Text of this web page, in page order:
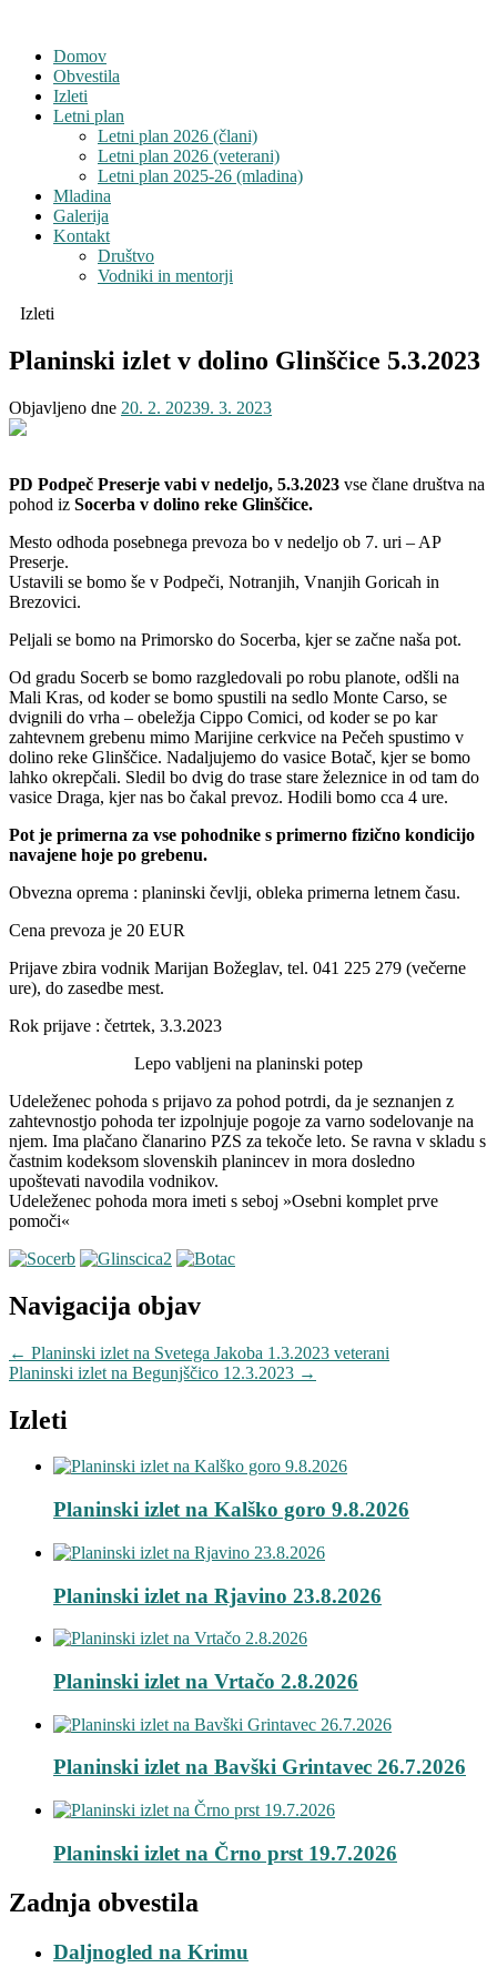
Domov
Obvestila
Izleti
Letni plan
Letni plan 2026 (člani)
Letni plan 2026 (veterani)
Letni plan 2025-26 (mladina)
Mladina
Galerija
Kontakt
Društvo
Vodniki in mentorji
Izleti
Planinski izlet v dolino Glinščice 5.3.2023
Objavljeno dne 20. 2. 20239. 3. 2023
PD Podpeč Preserje vabi v nedeljo, 5.3.2023 vse člane društva na
pohod iz Socerba v dolino reke Glinščice.
Mesto odhoda posebnega prevoza bo v nedeljo ob 7. uri – AP
Preserje.
Ustavili se bomo še v Podpeči, Notranjih, Vnanjih Goricah in
Brezovici.
Peljali se bomo na Primorsko do Socerba, kjer se začne naša pot.
Od gradu Socerb se bomo razgledovali po robu planote, odšli na
Mali Kras, od koder se bomo spustili na sedlo Monte Carso, se
dvignili do vrha – obeležja Cippo Comici, od koder se po kar
zahtevnem grebenu mimo Marijine cerkvice na Pečeh spustimo v
dolino reke Glinščice. Nadaljujemo do vasice Botač, kjer se bomo
lahko okrepčali. Sledil bo dvig do trase stare železnice in od tam do
vasice Draga, kjer nas bo čakal prevoz. Hodili bomo cca 4 ure.
Pot je primerna za vse pohodnike s primerno fizično kondicijo
navajene hoje po grebenu.
Obvezna oprema : planinski čevlji, obleka primerna letnem času.
Cena prevoza je 20 EUR
Prijave zbira vodnik Marijan Božeglav, tel. 041 225 279 (večerne
ure), do zasedbe mest.
Rok prijave : četrtek, 3.3.2023
Lepo vabljeni na planinski potep
Udeleženec pohoda s prijavo za pohod potrdi, da je seznanjen z
zahtevnostjo pohoda ter izpolnjuje pogoje za varno sodelovanje na
njem. Ima plačano članarino PZS za tekoče leto. Se ravna v skladu s
častnim kodeksom slovenskih planincev in mora dosledno
upoštevati navodila vodnikov.
Udeleženec pohoda mora imeti s seboj »Osebni komplet prve
pomoči«
Navigacija objav
← Planinski izlet na Svetega Jakoba 1.3.2023 veterani
Planinski izlet na Begunjščico 12.3.2023 →
Izleti
Planinski izlet na Kalško goro 9.8.2026
Planinski izlet na Rjavino 23.8.2026
Planinski izlet na Vrtačo 2.8.2026
Planinski izlet na Bavški Grintavec 26.7.2026
Planinski izlet na Črno prst 19.7.2026
Zadnja obvestila
Daljnogled na Krimu